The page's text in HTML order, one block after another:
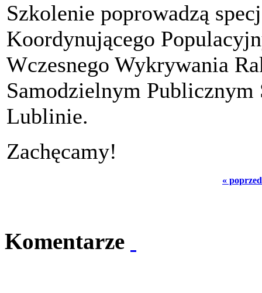
Szkolenie poprowadzą
Koordynującego
Wczesnego Wykrywania
Samodzielnym
Lublinie.
Zachęcamy!
«
Komentarze